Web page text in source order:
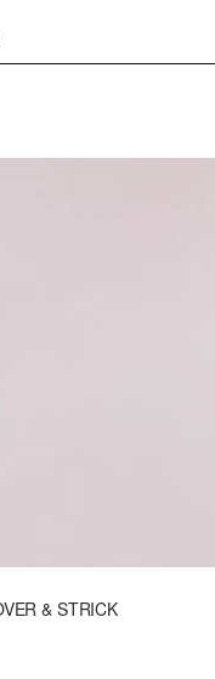
& STRICK